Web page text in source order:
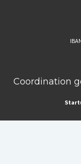
Coordination